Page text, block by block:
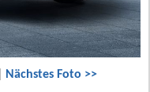
Nächstes Foto >>